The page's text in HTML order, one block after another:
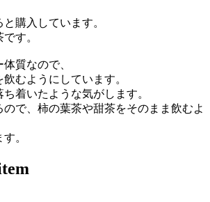
購入しています。
す。
質なので、
むようにしています。
着いたような気がします。
で、柿の葉茶や甜茶をそのまま飲むよ
。